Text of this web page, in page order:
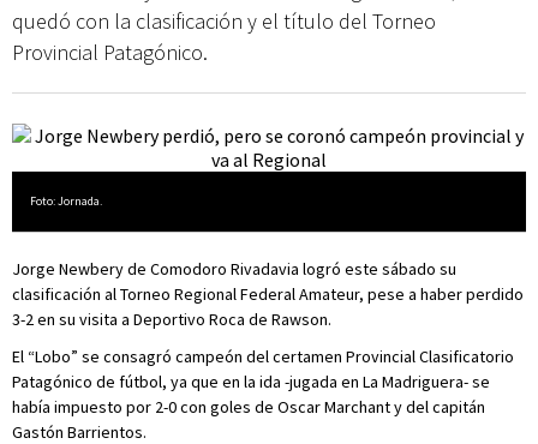
quedó con la clasificación y el título del Torneo
Provincial Patagónico.
Foto: Jornada.
Jorge Newbery de Comodoro Rivadavia logró este sábado su
clasificación al Torneo Regional Federal Amateur, pese a haber perdido
3-2 en su visita a Deportivo Roca de Rawson.
El “Lobo” se consagró campeón del certamen Provincial Clasificatorio
Patagónico de fútbol, ya que en la ida -jugada en La Madriguera- se
había impuesto por 2-0 con goles de Oscar Marchant y del capitán
Gastón Barrientos.